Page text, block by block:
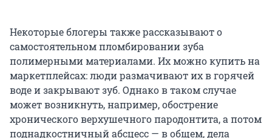
Некоторые блогеры также рассказывают о
самостоятельном пломбировании зуба
полимерными материалами. Их можно купить на
маркетплейсах: люди размачивают их в горячей
воде и закрывают зуб. Однако в таком случае
может возникнуть, например, обострение
хронического верхушечного пародонтита, а потом
поднадкостничный абсцесс — в общем, дела